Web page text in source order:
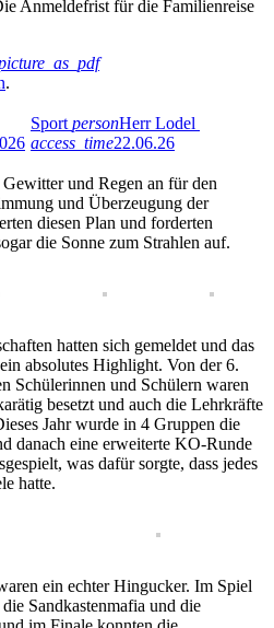
Anmeldefrist für die Familienreise
.
Sport personHerr Lodel
access_time22.06.26
und Regen an für den
und Überzeugung der
diesen Plan und forderten
die Sonne zum Strahlen auf.
hatten sich gemeldet und das
absolutes Highlight. Von der 6.
Schülerinnen und Schülern waren
besetzt und auch die Lehrkräfte
Jahr wurde in 4 Gruppen die
danach eine erweiterte KO-Runde
was dafür sorgte, dass jedes
hatte.
ein echter Hingucker. Im Spiel
Sandkastenmafia und die